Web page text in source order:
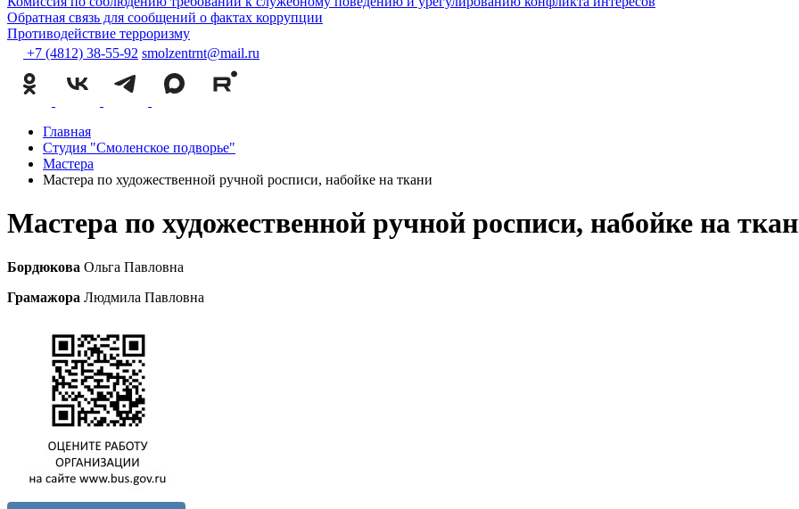
Обратная связь для сообщений о фактах коррупции
Противодействие терроризму
+7 (4812) 38-55-92 smolzentrnt@mail.ru
Главная
Студия "Смоленское подворье"
Мастера
Мастера по художественной ручной росписи, набойке на ткани
Мастера по художественной ручной росписи, набойке на
Бордюкова Ольга Павловна
Грамажора Людмила Павловна